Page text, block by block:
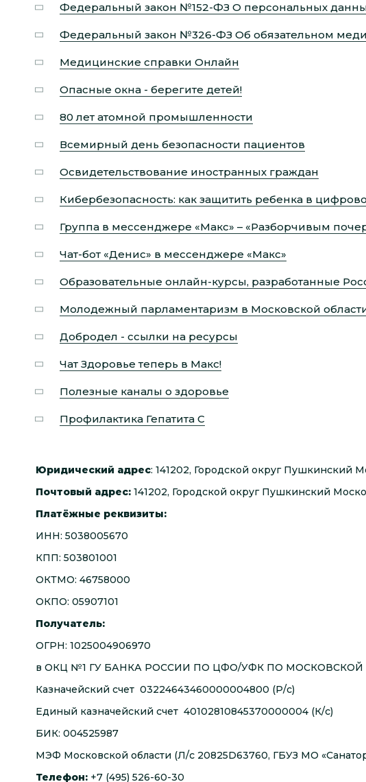
Федеральный закон №152-ФЗ О персональных
Федеральный закон №326-ФЗ Об обязательном
Медицинские справки Онлайн
Опасные окна - берегите детей!
80 лет атомной промышленности
Всемирный день безопасности пациентов
Освидетельствование иностранных граждан
Кибербезопасность: как защитить ребенка в
Группа в мессенджере «Макс» – «Разборчивым
Чат-бот «Денис» в мессенджере «Макс»
Образовательные онлайн-курсы, разработанные
Молодежный парламентаризм в Московской
Добродел - ссылки на ресурсы
Чат Здоровье теперь в Макс!
Полезные каналы о здоровье
Профилактика Гепатита С
Юридический адрес: 141202, Городской округ Пушкинский
Почтовый адрес: 141202, Городской округ Пушкинский
Платёжные реквизиты:
ИНН: 5038005670
КПП: 503801001
ОКТМО: 46758000
ОКПО: 05907101
Получатель:
ОГРН: 1025004906970
в ОКЦ №1 ГУ БАНКА РОССИИ ПО ЦФО/УФК ПО МОСКОВСКОЙ
Казначейский счет 03224643460000004800 (Р/с)
Единый казначейский счет 40102810845370000004 (К/с)
БИК: 004525987
МЭФ Московской области (Л/с 20825D63760, ГБУЗ МО
Телефон: +7 (495) 526-60-30